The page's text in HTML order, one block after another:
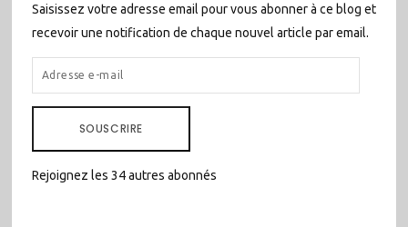
Saisissez votre adresse email pour vous abonner à ce blog et
recevoir une notification de chaque nouvel article par email.
ADRESSE
E-
SOUSCRIRE
Rejoignez les 34 autres abonnés